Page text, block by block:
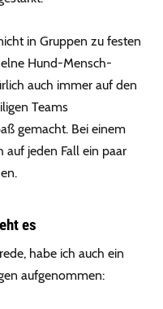
in Gruppen zu festen
Hund-Mensch-
auch immer auf den
Teams
gemacht. Bei einem
jeden Fall ein paar
es
habe ich auch ein
aufgenommen: